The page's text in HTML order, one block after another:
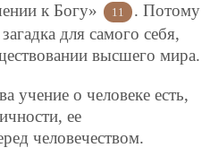
к Богу»
11
. Потому
для самого себя,
высшего мира.
учение о человеке есть,
ее
человечеством.